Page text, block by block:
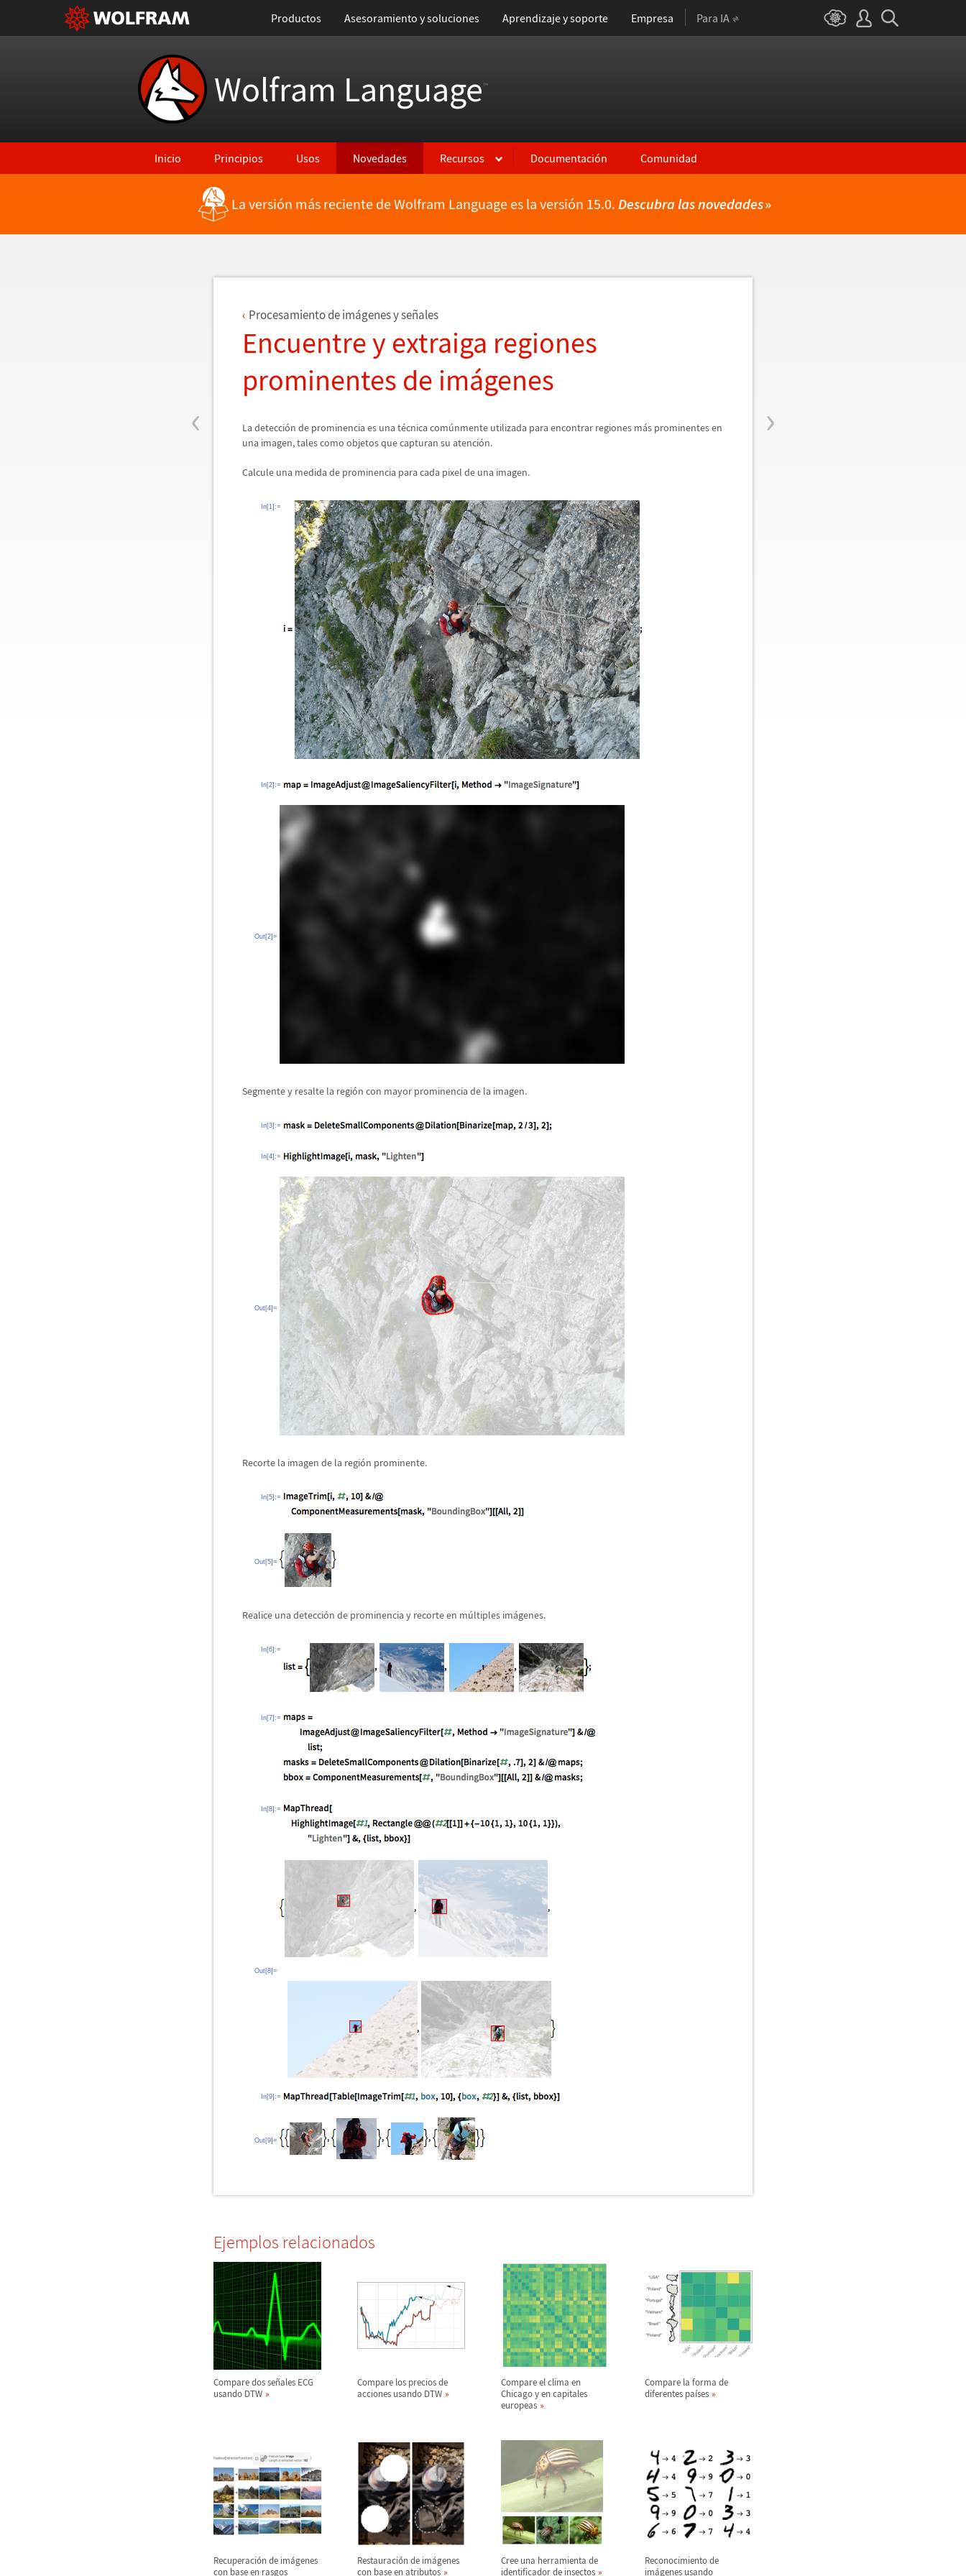
Productos Asesoramiento y soluciones Aprendizaje y soporte Empresa Para IA
Wolfram Language™
Inicio Principios Usos Novedades Recursos Documentación Comunidad
Regresar a Características más recientes
La versión más reciente de Wolfram Language es la versión 15.0. Descubra las novedades»
‹ ›
Procesamiento de imágenes y señales
Encuentre y extraiga regiones
prominentes de imágenes
La detección de prominencia es una técnica comúnmente utilizada para encontrar regiones más prominentes en
una imagen, tales como objetos que capturan su atención.
Calcule una medida de prominencia para cada pixel de una imagen.
In[1]:=
In[2]:=
Out[2]=
Segmente y resalte la región con mayor prominencia de la imagen.
In[3]:=
In[4]:=
Out[4]=
Recorte la imagen de la región prominente.
In[5]:=
Out[5]=
Realice una detección de prominencia y recorte en múltiples imágenes.
In[6]:=
In[7]:=
In[8]:=
Out[8]=
In[9]:=
Out[9]=
Ejemplos relacionados
Compare dos señales ECG
usando DTW
Compare los precios de
acciones usando DTW
Compare el clima en
Chicago y en capitales
europeas
Compare la forma de
diferentes países
Recuperación de imágenes
con base en rasgos
Restauración de imágenes
con base en atributos
Cree una herramienta de
identificador de insectos
Reconocimiento de
imágenes usando